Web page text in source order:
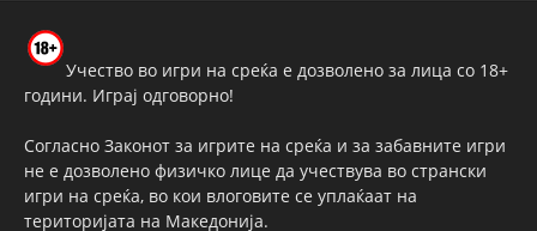
Учество во игри на среќа е дозволено за лица со 18+
години. Играј одговорно!
Согласно Законот за игрите на среќа и за забавните игри
не е дозволено физичко лице да учествува во странски
игри на среќа, во кои влоговите се уплаќаат на
територијата на Македонија.